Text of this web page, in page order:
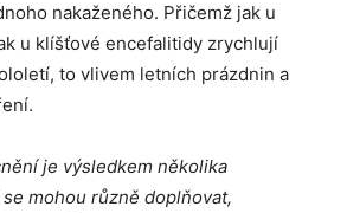
nakaženého. Přičemž jak u
u klíšťové encefalitidy zrychlují
to vlivem letních prázdnin a
je výsledkem několika
mohou různě doplňovat,